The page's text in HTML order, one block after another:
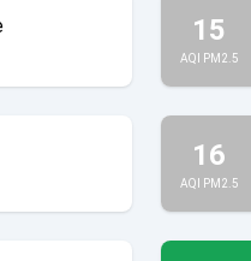
15
AQI PM2.5
16
AQI PM2.5